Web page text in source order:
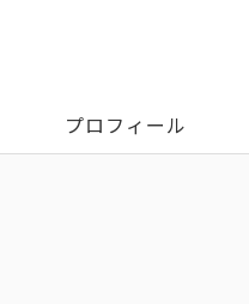
プロフィール